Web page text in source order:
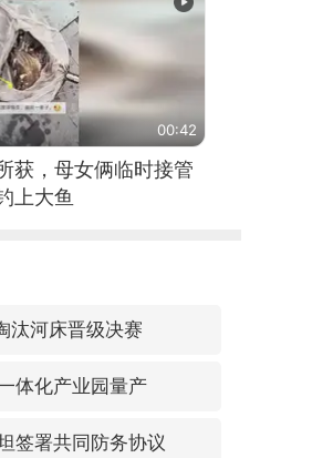
00:42
获，母女俩临时接管
上大鱼
汰河床晋级决赛
体化产业园量产
签署共同防务协议